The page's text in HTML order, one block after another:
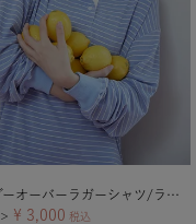
細ボーダーオーバーラガーシャツ/ラッシュガード
＞ ¥ 3,000 税込